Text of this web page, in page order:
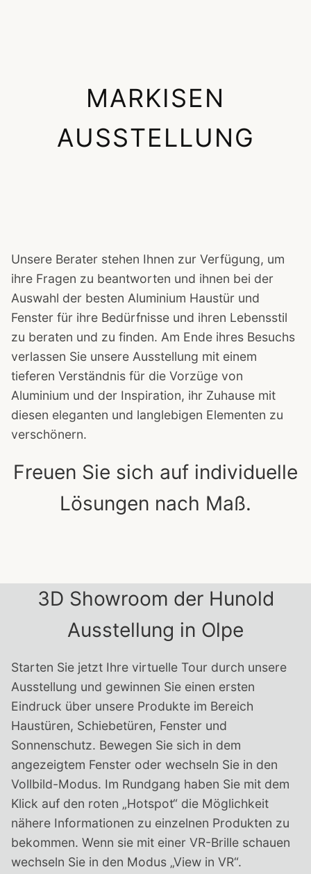
MARKISEN
AUSSTELLUNG
Unsere Berater stehen Ihnen zur Verfügung, um
ihre Fragen zu beantworten und ihnen bei der
Auswahl der besten Aluminium Haustür und
Fenster für ihre Bedürfnisse und ihren Lebensstil
zu beraten und zu finden. Am Ende ihres Besuchs
verlassen Sie unsere Ausstellung mit einem
tieferen Verständnis für die Vorzüge von
Aluminium und der Inspiration, ihr Zuhause mit
diesen eleganten und langlebigen Elementen zu
verschönern.
Freuen Sie sich auf individuelle
Lösungen nach Maß.
3D Showroom der Hunold
Ausstellung in Olpe
Starten Sie jetzt Ihre virtuelle Tour durch unsere
Ausstellung und gewinnen Sie einen ersten
Eindruck über unsere Produkte im Bereich
Haustüren, Schiebetüren, Fenster und
Sonnenschutz. Bewegen Sie sich in dem
angezeigtem Fenster oder wechseln Sie in den
Vollbild-Modus. Im Rundgang haben Sie mit dem
Klick auf den roten „Hotspot“ die Möglichkeit
nähere Informationen zu einzelnen Produkten zu
bekommen. Wenn sie mit einer VR-Brille schauen
wechseln Sie in den Modus „View in VR“.